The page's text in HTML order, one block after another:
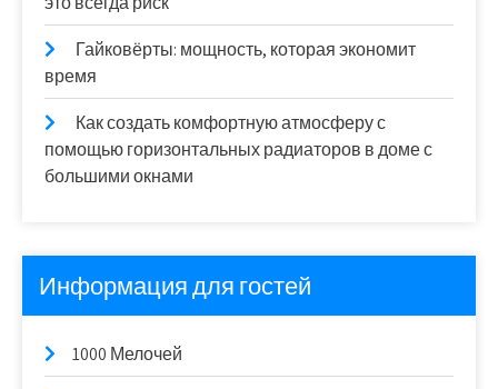
Гайковёрты: мощность, которая экономит
время
Как создать комфортную атмосферу с
помощью горизонтальных радиаторов в доме с
большими окнами
Информация для гостей
1000 Мелочей